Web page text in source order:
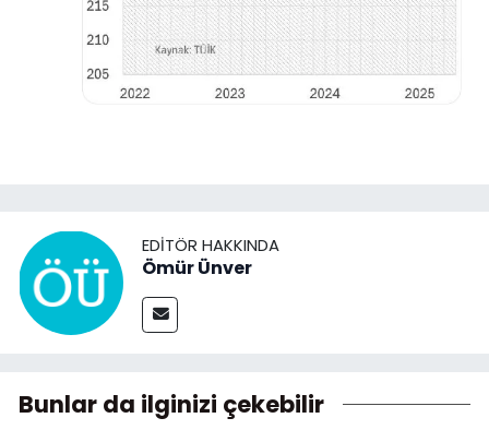
EDITÖR HAKKINDA
Ömür Ünver
Bunlar da ilginizi çekebilir